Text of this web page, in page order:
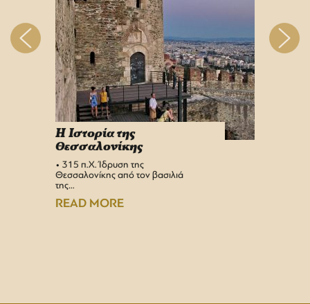
H Iστορία της
Θεσσαλονίκης
• 315 π.Χ. Ίδρυση της
Θεσσαλονίκης από τον βασιλιά
της…
READ MORE